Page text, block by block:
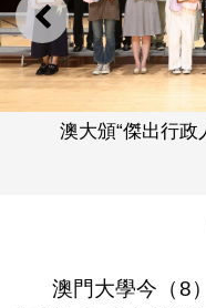
上一則
澳大頒“傑出行政
澳門大學今（8